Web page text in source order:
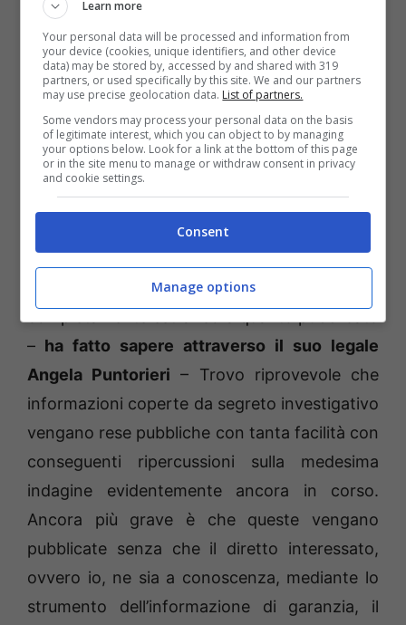
accesso abusivo a un sistema informatico ed
estorsione. A Martino Politi, storico
collaboratore di Matacena,sarebbero stati
ipotizzati la falsità in testamento olografo e
l’indebito utilizzo e falsificazione di
strumenti di pagamento diversi dai contanti
“Non sono a conoscenza dell’indagine e ad
oggi non ho ricevuto alcuna informazione di
garanzia. Pertanto, mi dichiaro
completamente estraneo a quanto pubblicato
– ha fatto sapere attraverso il suo legale
Angela Puntorieri – Trovo riprovevole che
informazioni coperte da segreto investigativo
vengano rese pubbliche con tanta facilità con
conseguenti ripercussioni sulla medesima
indagine evidentemente ancora in corso.
Ancora più grave è che queste vengano
pubblicate senza che il diretto interessato,
ovvero io, ne sia a conoscenza, mediante lo
strumento dell’informazione di garanzia, il
Learn more
Your personal data will be processed and information from
your device (cookies, unique identifiers, and other device
data) may be stored by, accessed by and shared with 319
partners, or used specifically by this site. We and our partners
may use precise geolocation data. List of partners.
Some vendors may process your personal data on the basis
of legitimate interest, which you can object to by managing
your options below. Look for a link at the bottom of this page
or in the site menu to manage or withdraw consent in privacy
and cookie settings.
Consent
Manage options